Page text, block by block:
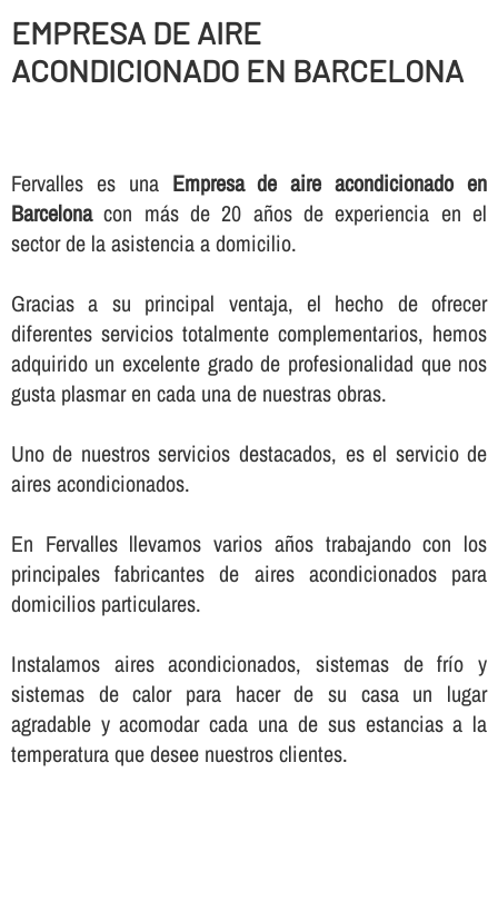
EMPRESA DE AIRE
ACONDICIONADO EN BARCELONA
Fervalles es una Empresa de aire acondicionado en
Barcelonacon más de 20 años de experiencia en el
sector de la asistencia a domicilio.
Gracias a su principal ventaja, el hecho de ofrecer
diferentes servicios totalmente complementarios, hemos
adquirido un excelente grado de profesionalidad que nos
gusta plasmar en cada una de nuestras obras.
Uno de nuestros servicios destacados, es el servicio de
aires acondicionados.
En Fervalles llevamos varios años trabajando con los
principales fabricantes de aires acondicionados para
domicilios particulares.
Instalamos aires acondicionados, sistemas de frí­o y
sistemas de calor para hacer de su casa un lugar
agradable y acomodar cada una de sus estancias a la
temperatura que desee nuestros clientes.